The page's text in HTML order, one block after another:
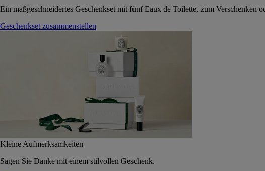
Ein maßgeschneidertes Geschenkset mit fünf Eaux de Toilette, zum Verschenken
Geschenkset zusammenstellen
Kleine Aufmerksamkeiten
Sagen Sie Danke mit einem stilvollen Geschenk.